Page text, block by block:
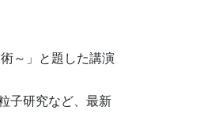
～」と題した講演
子研究など、最新